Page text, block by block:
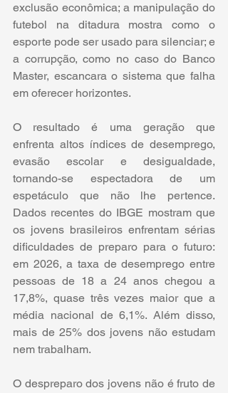
exclusão econômica; a manipulação do
futebol na ditadura mostra como o
esporte pode ser usado para silenciar; e
a corrupção, como no caso do Banco
Master, escancara o sistema que falha
em oferecer horizontes.
O resultado é uma geração que
enfrenta altos índices de desemprego,
evasão escolar e desigualdade,
tornando-se espectadora de um
espetáculo que não lhe pertence.
Dados recentes do IBGE mostram que
os jovens brasileiros enfrentam sérias
dificuldades de preparo para o futuro:
em 2026, a taxa de desemprego entre
pessoas de 18 a 24 anos chegou a
17,8%, quase três vezes maior que a
média nacional de 6,1%. Além disso,
mais de 25% dos jovens não estudam
nem trabalham.
O despreparo dos jovens não é fruto de